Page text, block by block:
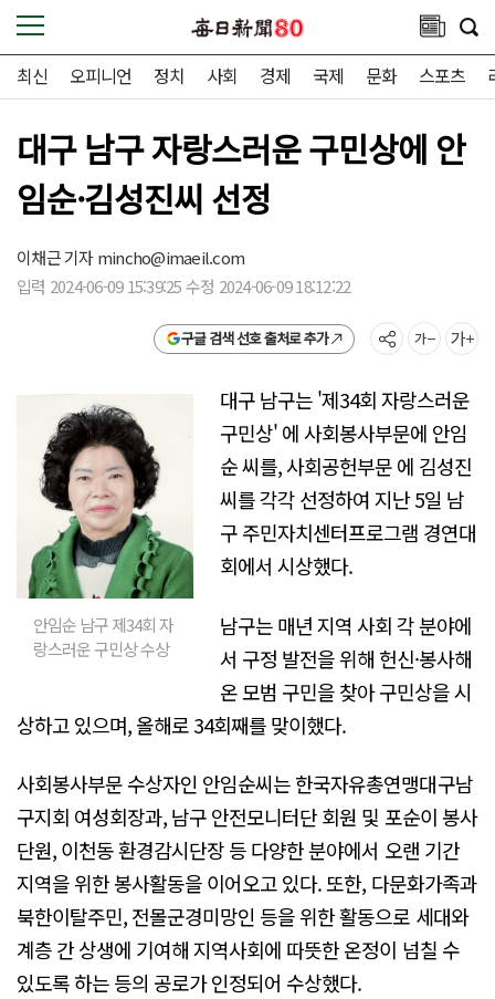
최신 오피니언 정치 사회 경제 국제 문화 스포츠
대구 남구 자랑스러운 구민상에 안
임순·김성진씨 선정
이채근 기자mincho@imaeil.com
입력 2024-06-09 15:39:25 수정 2024-06-09 18:12:22
구글 검색 선호 출처로 추가
안임순 남구 제34회 자
랑스러운 구민상 수상
대구 남구는 '제34회 자랑스러운
구민상' 에 사회봉사부문에 안임
순 씨를, 사회공헌부문 에 김성진
씨를 각각 선정하여 지난 5일 남
구 주민자치센터프로그램 경연대
회에서 시상했다.
남구는 매년 지역 사회 각 분야에
서 구정 발전을 위해 헌신·봉사해
온 모범 구민을 찾아 구민상을 시
상하고 있으며, 올해로 34회째를 맞이했다.
사회봉사부문 수상자인 안임순씨는 한국자유총연맹대구남
구지회 여성회장과, 남구 안전모니터단 회원 및 포순이 봉사
단원, 이천동 환경감시단장 등 다양한 분야에서 오랜 기간
지역을 위한 봉사활동을 이어오고 있다. 또한, 다문화가족과
북한이탈주민, 전몰군경미망인 등을 위한 활동으로 세대와
계층 간 상생에 기여해 지역사회에 따뜻한 온정이 넘칠 수
있도록 하는 등의 공로가 인정되어 수상했다.